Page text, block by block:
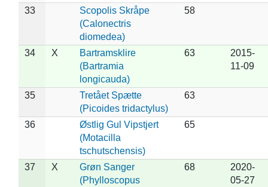
33
Scopolis Skråpe
(Calonectris
diomedea)
58
34 X
Bartramsklire
(Bartramia
longicauda)
63
2015-
11-09
35
Tretået Spætte
(Picoides tridactylus)
63
36
Østlig Gul Vipstjert
(Motacilla
tschutschensis)
65
37 X
Grøn Sanger
(Phylloscopus
68
2020-
05-27